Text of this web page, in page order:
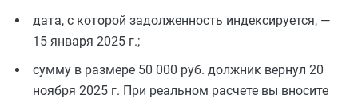
дата, с которой задолженность индексируется, —
15 января 2025 г.;
сумму в размере 50 000 руб. должник вернул 20
ноября 2025 г. При реальном расчете вы вносите